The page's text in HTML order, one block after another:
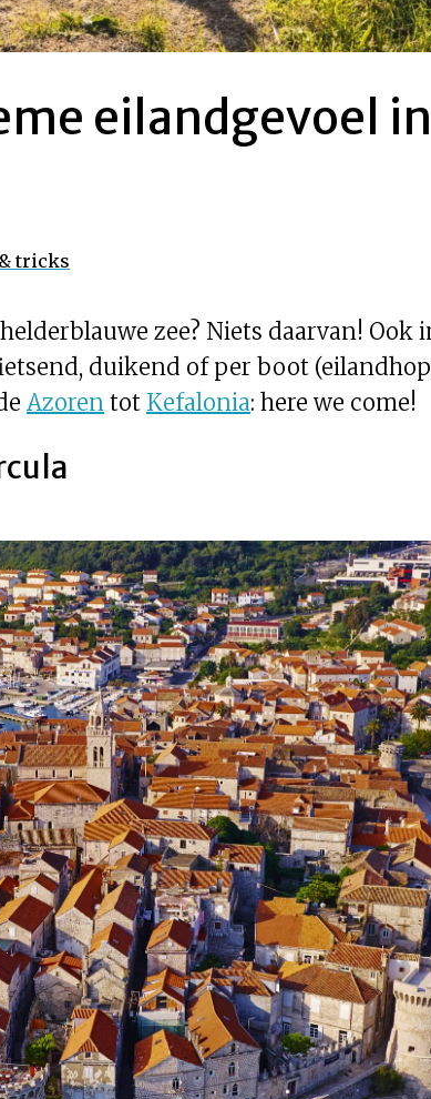
eilandgevoel in
tricks
zee? Niets daarvan! Ook
duikend of per boot
Azoren tot Kefalonia: here we come!